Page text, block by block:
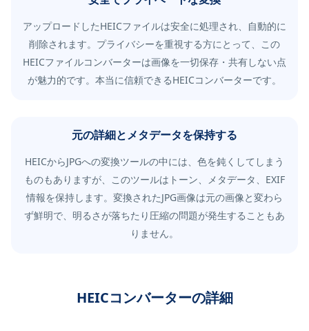
アップロードしたHEICファイルは安全に処理され、自動的に
削除されます。プライバシーを重視する方にとって、この
HEICファイルコンバーターは画像を一切保存・共有しない点
が魅力的です。本当に信頼できるHEICコンバーターです。
元の詳細とメタデータを保持する
HEICからJPGへの変換ツールの中には、色を鈍くしてしまう
ものもありますが、このツールはトーン、メタデータ、EXIF
情報を保持します。変換されたJPG画像は元の画像と変わら
ず鮮明で、明るさが落ちたり圧縮の問題が発生することもあ
りません。
HEICコンバーターの詳細